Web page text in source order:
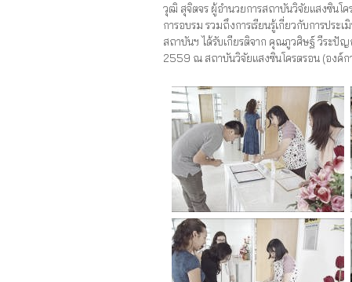
วุฒิ สุจิตจร ผู้อำนวยการสถาบันวิจัยแสงซินโ
การอบรม รวมถึงการเรียนรู้เกี่ยวกับการปร
สถาบันฯ ได้รับเกียรติจาก คุณภูวศิษฐ์ วีระปัญ
2559 ณ สถาบันวิจัยแสงซินโครตรอน (องค์ก